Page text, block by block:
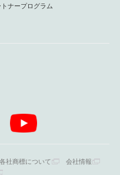
トナープログラム
各社商標について
会社情報